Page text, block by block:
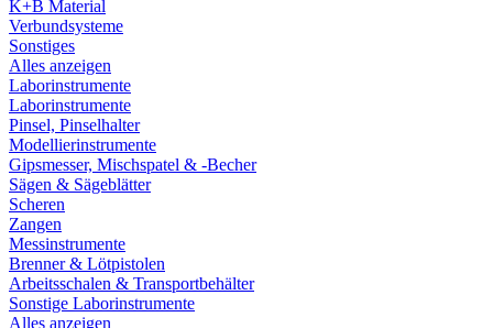
K+B Material
Verbundsysteme
Sonstiges
Alles anzeigen
Laborinstrumente
Laborinstrumente
Pinsel, Pinselhalter
Modellierinstrumente
Gipsmesser, Mischspatel & -Becher
Sägen & Sägeblätter
Scheren
Zangen
Messinstrumente
Brenner & Lötpistolen
Arbeitsschalen & Transportbehälter
Sonstige Laborinstrumente
Alles anzeigen